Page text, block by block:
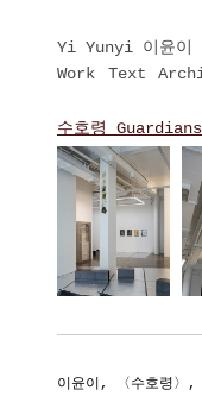
Yi Yunyi 이윤이
Work
Text
수호령 Guardians
이윤이, 〈수호령〉,